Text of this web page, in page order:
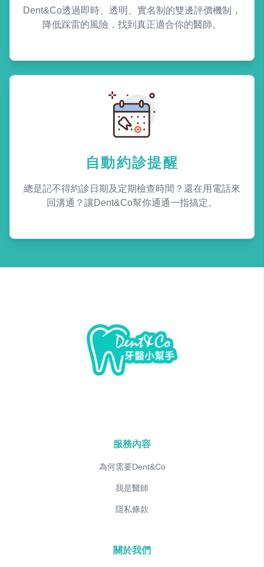
Dent&Co透過即時、透明、實名制的雙邊評價機制，
降低踩雷的風險，找到真正適合你的醫師。
自動約診提醒
總是記不得約診日期及定期檢查時間？還在用電話來
回溝通？讓Dent&Co幫你通通一指搞定。
服務內容
為何需要Dent&Co
我是醫師
隱私條款
關於我們